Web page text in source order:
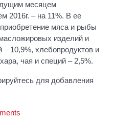
месяцем
2016г. – на 11%. В ее
мяса и рыбы
изделий и
10,9%, хлебопродуктов и
чая и специй – 2,5%.
для добавления